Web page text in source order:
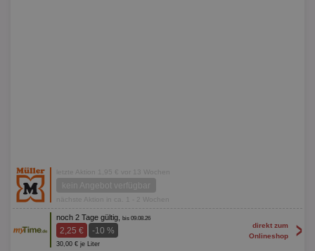
letzte Aktion 1,95 € vor 13 Wochen
kein Angebot verfügbar
nächste Aktion in ca. 1 - 2 Wochen
noch 2 Tage gültig, bis 09.08.26
2,25 € -10 %
30,00 € je Liter
direkt zum
Onlineshop
>